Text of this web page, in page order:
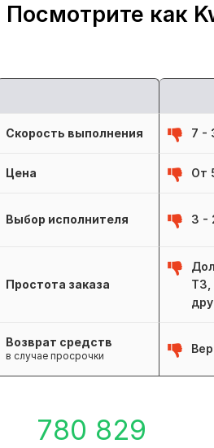
Посмотрите как
Скорость выполнения 7 -
Цена От
Выбор исполнителя 3 -
Простота заказа
ТЗ,
Возврат средств
в случае просрочки
780 829